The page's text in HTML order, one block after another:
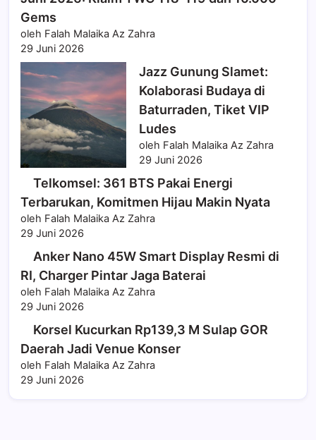
Gems
oleh Falah Malaika Az Zahra
29 Juni 2026
Jazz Gunung Slamet:
Kolaborasi Budaya di
Baturraden, Tiket VIP
Ludes
oleh Falah Malaika Az Zahra
29 Juni 2026
Telkomsel: 361 BTS Pakai Energi
Terbarukan, Komitmen Hijau Makin Nyata
oleh Falah Malaika Az Zahra
29 Juni 2026
Anker Nano 45W Smart Display Resmi di
RI, Charger Pintar Jaga Baterai
oleh Falah Malaika Az Zahra
29 Juni 2026
Korsel Kucurkan Rp139,3 M Sulap GOR
Daerah Jadi Venue Konser
oleh Falah Malaika Az Zahra
29 Juni 2026